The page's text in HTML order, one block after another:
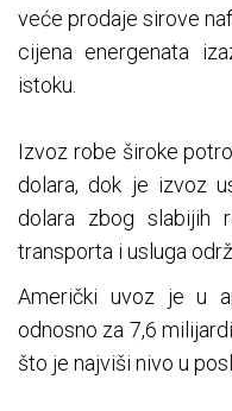
veće prodaje sirove
cijena energenata
istoku.
Izvoz robe široke
dolara, dok je izvoz
dolara zbog slabijih
transporta i usluga
Američki uvoz je u
odnosno za 7,6
što je najviši nivo u